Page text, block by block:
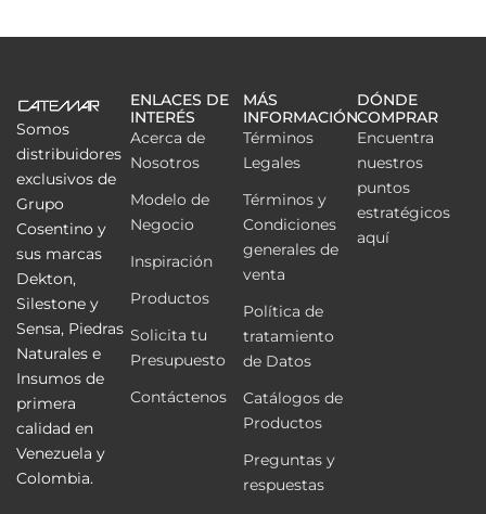
Somos
distribuidores
exclusivos de
Grupo
Cosentino y
sus marcas
Dekton,
Silestone y
Sensa, Piedras
Naturales e
Insumos de
primera
calidad en
Venezuela y
Colombia.
ENLACES DE
INTERÉS
Acerca de
Nosotros
Modelo de
Negocio
Inspiración
Productos
Solicita tu
Presupuesto
Contáctenos
MÁS
INFORMACIÓN
Términos
Legales
Términos y
Condiciones
generales de
venta
Política de
tratamiento
de Datos
Catálogos de
Productos
Preguntas y
respuestas
DÓNDE
COMPRAR
Encuentra
nuestros
puntos
estratégicos
aquí